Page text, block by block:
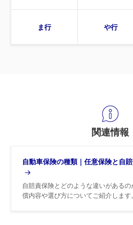
ま行 や行
関連情報
自動車保険の種類｜任意保険と自
自賠責保険とどのような違いがある
償内容や選び方についてご紹介します